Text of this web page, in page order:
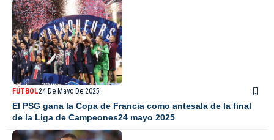
FÚTBOL24 De Mayo De 2025
El PSG gana la Copa de Francia como antesala de la final
de la Liga de Campeones24 mayo 2025